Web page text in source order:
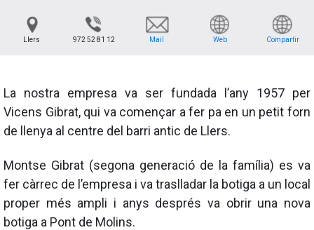
Llers 972 52 81 12 Mail Web Compartir
La nostra empresa va ser fundada l’any 1957 per
Vicens Gibrat, qui va començar a fer pa en un petit forn
de llenya al centre del barri antic de Llers.
Montse Gibrat (segona generació de la família) es va
fer càrrec de l’empresa i va traslladar la botiga a un local
proper més ampli i anys després va obrir una nova
botiga a Pont de Molins.